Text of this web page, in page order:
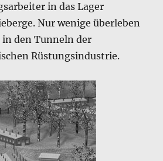
in das Lager
Nur wenige überleben
den Tunneln der
Rüstungsindustrie.